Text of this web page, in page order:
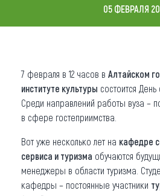
Карта
Что привезти
О регионе
Другие рубрики
05 ФЕВРАЛЯ
7 февраля в 12 часов в Алтайском
институте культуры состоится
Среди направлений работы вуза –
в сфере гостеприимства.
Вот уже несколько лет на кафедре
сервиса и туризма обучаются
менеджеры в области туризма.
кафедры – постоянные участники